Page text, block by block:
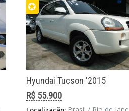
✪
Hyundai Tucson '2015
R$ 55.900